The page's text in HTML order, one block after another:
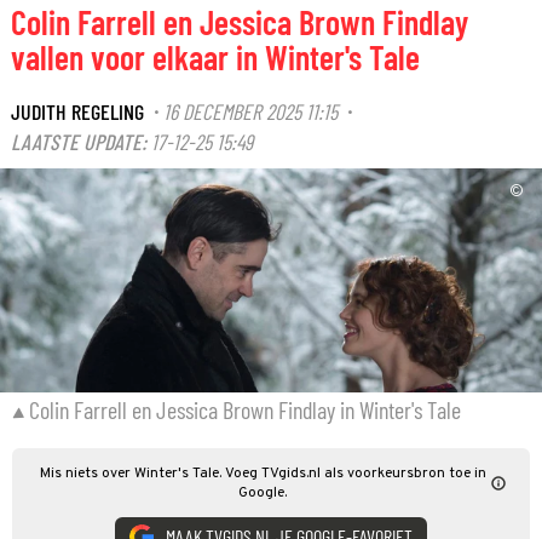
Colin Farrell en Jessica Brown Findlay
vallen voor elkaar in Winter's Tale
JUDITH REGELING · 16 DECEMBER 2025 11:15·
LAATSTE UPDATE: 17-12-25 15:49
©
Colin Farrell en Jessica Brown Findlay in Winter's Tale
Mis niets over Winter's Tale. Voeg TVgids.nl als voorkeursbron toe in
Google.